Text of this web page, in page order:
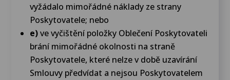
vyžádalo mimořádné náklady ze strany
Poskytovatele; nebo
e)ve vyčištění položky Oblečení Poskytovateli
brání mimořádné okolnosti na straně
Poskytovatele, které nelze v době uzavírání
Smlouvy předvídat a nejsou Poskytovatelem